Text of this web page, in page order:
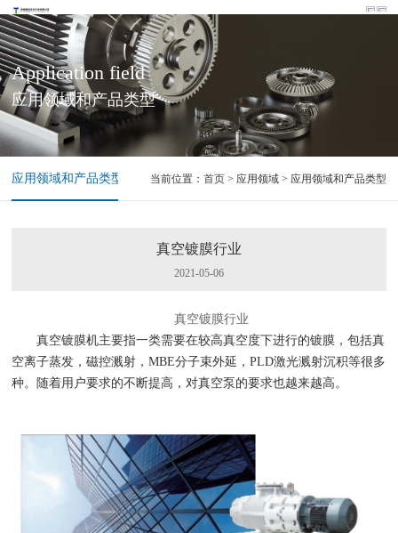
Application field
应用领域和产品类型
应用领域和产品类型 当前位置： 首页> 应用领域 > 应用领域和产品类型
真空镀膜行业
2021-05-06
真空镀膜行业
真空镀膜机主要指一类需要在较高真空度下进行的镀膜，包括真
空离子蒸发，磁控溅射，MBE分子束外延，PLD激光溅射沉积等很多
种。随着用户要求的不断提高，对真空泵的要求也越来越高。